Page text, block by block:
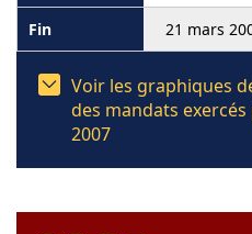
21 mars
Voir les graphiques
des mandats
2007